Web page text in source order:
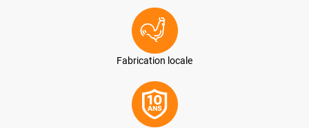
Fabrication locale